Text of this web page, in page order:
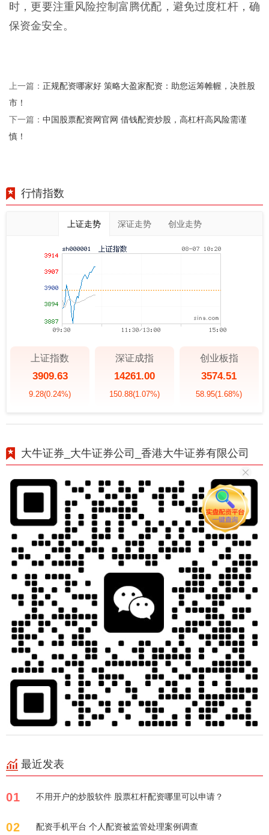
时，更要注重风险控制富腾优配，避免过度杠杆，确
保资金安全。
上一篇： 正规配资哪家好 策略大盈家配资：助您运筹帷幄，决胜股
市！
下一篇： 中国股票配资网官网 借钱配资炒股，高杠杆高风险需谨
慎！
行情指数
上证走势 深证走势 创业走势
上证指数
3909.63
9.28(0.24%)
深证成指
14261.00
150.88(1.07%)
创业板指
3574.51
58.95(1.68%)
大牛证券_大牛证券公司_香港大牛证券有限公司
最近发表
01 不用开户的炒股软件 股票杠杆配资哪里可以申请？
02 配资手机平台 个人配资被监管处理案例调查